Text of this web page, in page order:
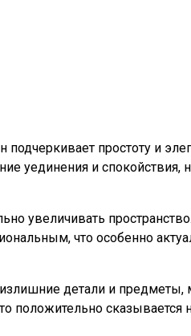
простоту и
уединения и
увеличивать
что особенно
детали и предметы,
сказывается